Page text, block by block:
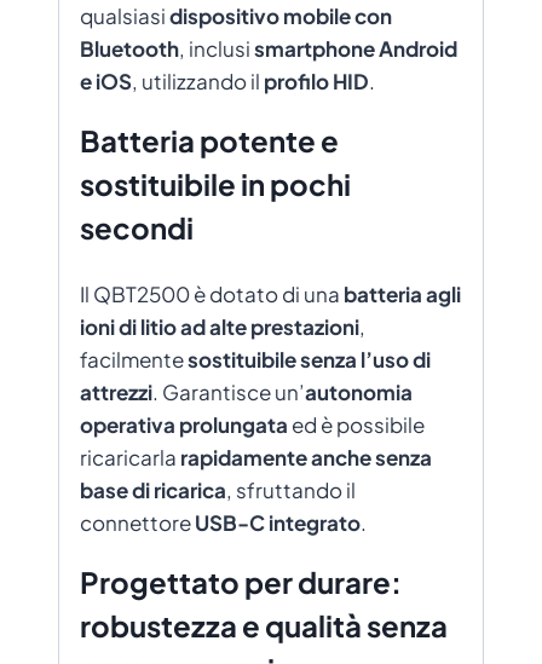
qualsiasidispositivo mobile con
Bluetooth, inclusismartphone Android
e iOS, utilizzando il profilo HID.
Batteria potente e
sostituibile in pochi
secondi
Il QBT2500 è dotato di una batteria agli
ioni di litio ad alte prestazioni,
facilmentesostituibile senza l’uso di
attrezzi. Garantisce un’autonomia
operativa prolungata ed è possibile
ricaricarla rapidamente anche senza
base di ricarica, sfruttando il
connettoreUSB-C integrato.
Progettato per durare:
robustezza e qualità senza